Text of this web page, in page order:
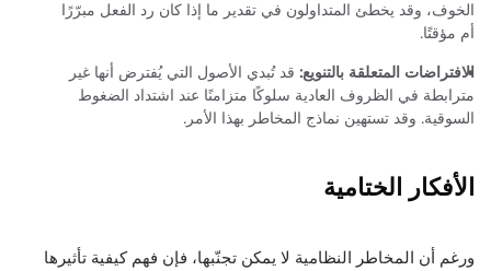
الخوف، وقد يخطئ المتداولون في تقدير ما إذا كان رد الفعل مبرّرًا
أم مؤقتًا.
الافتراضات المتعلقة بالتنويع: قد تُبدي الأصول التي يُفترض أنها غير
مترابطة في الظروف العادية سلوكًا متزامنًا عند اشتداد الضغوط
السوقية. وقد تستهين نماذج المخاطر بهذا الأمر.
الأفكار الختامية
ورغم أن المخاطر النظامية لا يمكن تجنّبها، فإن فهم كيفية تأثيرها